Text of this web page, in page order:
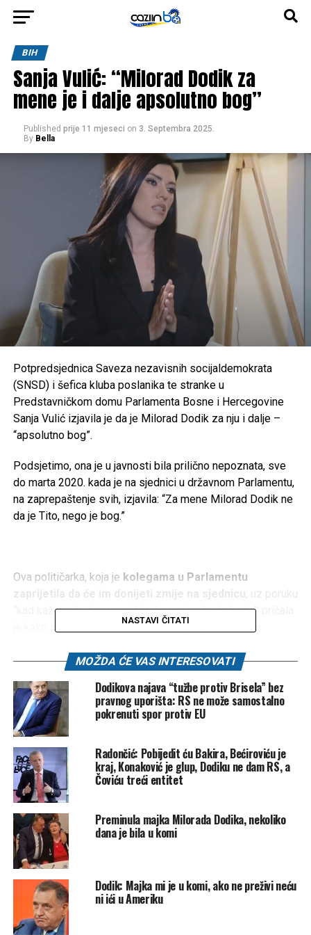
BIH
Sanja Vulić: “Milorad Dodik za
mene je i dalje apsolutno bog”
Published prije 11 mjeseci on 3. Septembra 2025.
By Bella
Potpredsjednica Saveza nezavisnih socijaldemokrata
(SNSD) i šefica kluba poslanika te stranke u
Predstavničkom domu Parlamenta Bosne i Hercegovine
Sanja Vulić izjavila je da je Milorad Dodik za nju i dalje –
“apsolutno bog”.
Podsjetimo, ona je u javnosti bila prilično nepoznata, sve
do marta 2020. kada je na sjednici u državnom Parlamentu,
na zaprepaštenje svih, izjavila: “Za mene Milorad Dodik ne
da je Tito, nego je bog.”
Ova političarka, koja je kolegama u Parlamentu
zaprijetila da će im donijeti zmije na sjednicu
, uz poruku
“kad kažem da ću napraviti cirkus, vjerujte da hoću”, pričala
je kako se SNSD “maksimalno ozbiljno priprema za
predsjednik bosanskohercegovačkog entiteta RS Dodik
presude Suda BiH kojom je osuđen na godinu dana zatvora
(što je već otkupio) i šest godina zabrane političkog
djelovanja, jer nije poštovao odluke visokog predstavnika,
donese odluku kojom se prekida njegov mandat na poziciji
predsjednika RS.
učestvovati na prijevremenim izborima za
predsjednika RS, koje je CIK raspisao za 23. novembar
ove godine, kao što su mnogi i očekivali, “ploču polako
tome još nije zauzet stavna najvišim organima ove
stranke:
NASTAVI ČITATI
MOŽDA ĆE VAS INTERESOVATI
Dodikova najava “tužbe protiv Brisela” bez
pravnog uporišta: RS ne može samostalno
pokrenuti spor protiv EU
Radončić: Pobijedit ću Bakira, Bećiroviću je
kraj, Konaković je glup, Dodiku ne dam RS, a
Čoviću treći entitet
Preminula majka Milorada Dodika, nekoliko
dana je bila u komi
Dodik: Majka mi je u komi, ako ne preživi neću
ni ići u Ameriku